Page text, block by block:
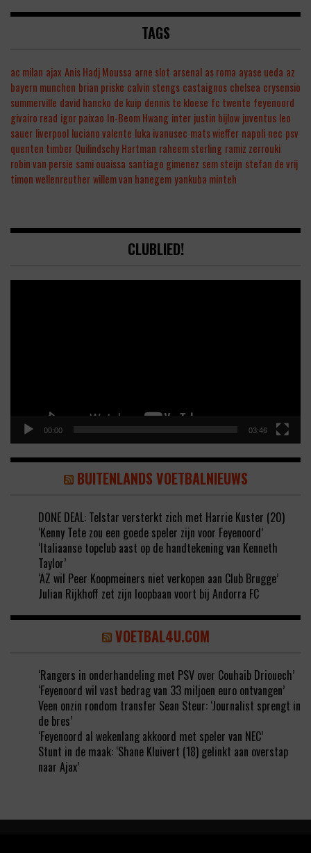
TAGS
ac milan ajax Anis Hadj Moussa arne slot arsenal as roma ayase ueda az
bayern munchen brian priske calvin stengs castaignos chelsea crysensio
summerville david hancko de kuip dennis te kloese fc twente feyenoord
givairo read igor paixao In-Beom Hwang inter justin bijlow juventus leo
sauer liverpool luciano valente luka ivanusec mats wieffer napoli nec psv
quenten timber Quilindschy Hartman raheem sterling ramiz zerrouki
robin van persie sami ouaissa santiago gimenez sem steijn stefan de vrij
timon wellenreutherwillem van hanegemyankuba minteh
CLUBLIED!
00:00 03:46
BUITENLANDS VOETBALNIEUWS
DONE DEAL: Telstar versterkt zich met Harrie Kuster (20)
‘Kenny Tete zou een goede speler zijn voor Feyenoord’
‘Italiaanse topclub aast op de handtekening van Kenneth
Taylor’
‘AZ wil Peer Koopmeiners niet verkopen aan Club Brugge’
Julian Rijkhoff zet zijn loopbaan voort bij Andorra FC
VOETBAL4U.COM
‘Rangers in onderhandeling met PSV over Couhaib Driouech’
‘Feyenoord wil vast bedrag van 33 miljoen euro ontvangen’
Veen onzin rondom transfer Sean Steur: ‘Journalist sprengt in
de bres’
‘Feyenoord al wekenlang akkoord met speler van NEC’
Stunt in de maak: ‘Shane Kluivert (18) gelinkt aan overstap
naar Ajax’